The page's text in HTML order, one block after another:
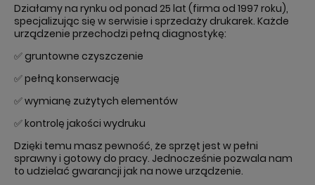
Działamy na rynku od ponad 25 lat (firma od 1997 roku),
specjalizując się w serwisie i sprzedaży drukarek. Każde
urządzenie przechodzi pełną diagnostykę:
✅ gruntowne czyszczenie
✅ pełną konserwację
✅ wymianę zużytych elementów
✅ kontrolę jakości wydruku
Dzięki temu masz pewność, że sprzęt jest w pełni
sprawny i gotowy do pracy. Jednocześnie pozwala nam
to udzielać gwarancji jak na nowe urządzenie.